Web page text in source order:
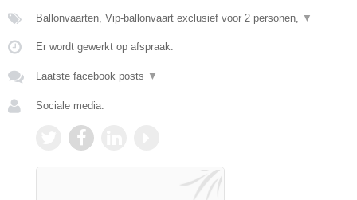
Ballonvaarten, Vip-ballonvaart exclusief voor 2 personen, ▼
Er wordt gewerkt op afspraak.
Laatste facebook posts ▼
Sociale media: